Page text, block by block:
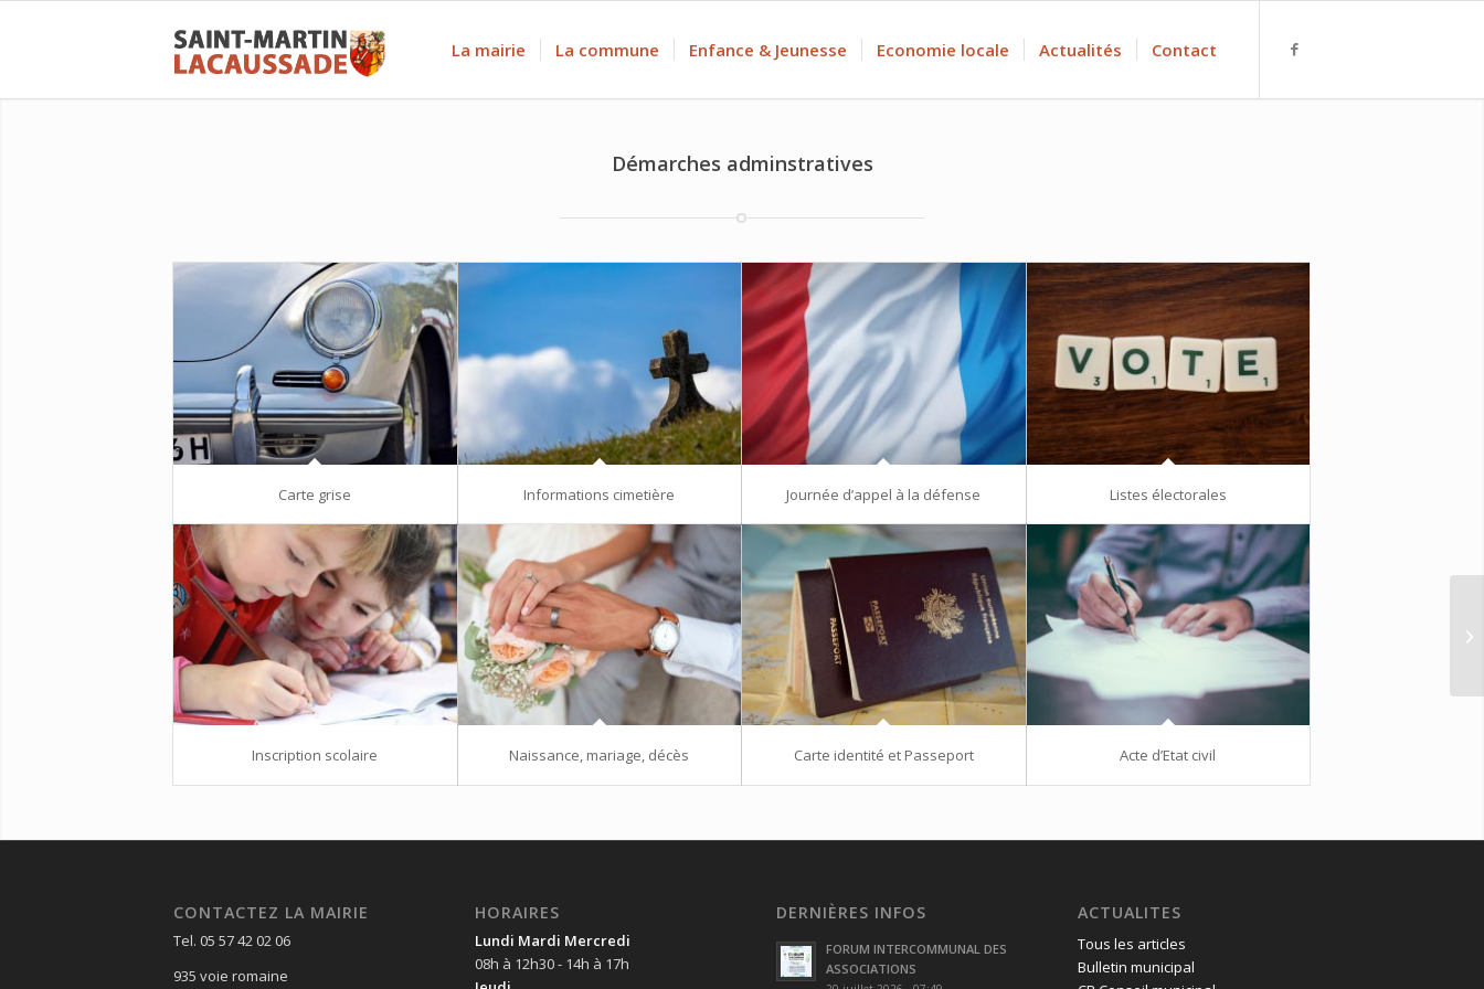
La mairie La commune Enfance & Jeunesse Economie locale Actualités Contact
Démarches adminstratives
Carte grise Informations cimetière Journée d’appel à la défense Listes électorales
Inscription scolaire Naissance, mariage, décès Carte identité et Passeport Acte d’Etat civil
CONTACTEZ LA MAIRIE
Tel. 05 57 42 02 06
935 voie romaine
HORAIRES
Lundi Mardi Mercredi
08h à 12h30 - 14h à 17h
DERNIÈRES INFOS
FORUM INTERCOMMUNAL DES
ASSOCIATIONS
ACTUALITES
Tous les articles
Bulletin municipal